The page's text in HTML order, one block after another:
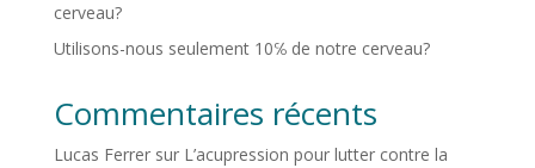
cerveau?
Utilisons-nous seulement 10℅ de notre cerveau?
Commentaires récents
Lucas Ferrersur L’acupression pour lutter contre la